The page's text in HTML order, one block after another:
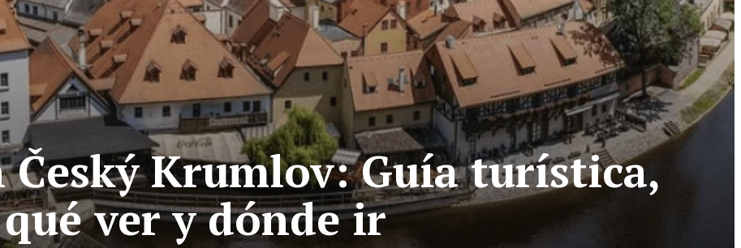
Český Krumlov: Guía turística,
qué ver y dónde ir